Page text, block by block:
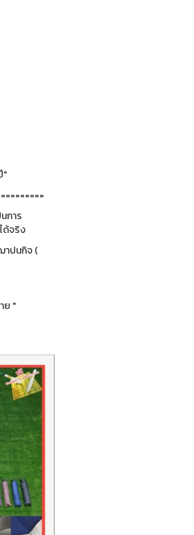
"
การ
ด้จริง
าปนกิจ (
ย "